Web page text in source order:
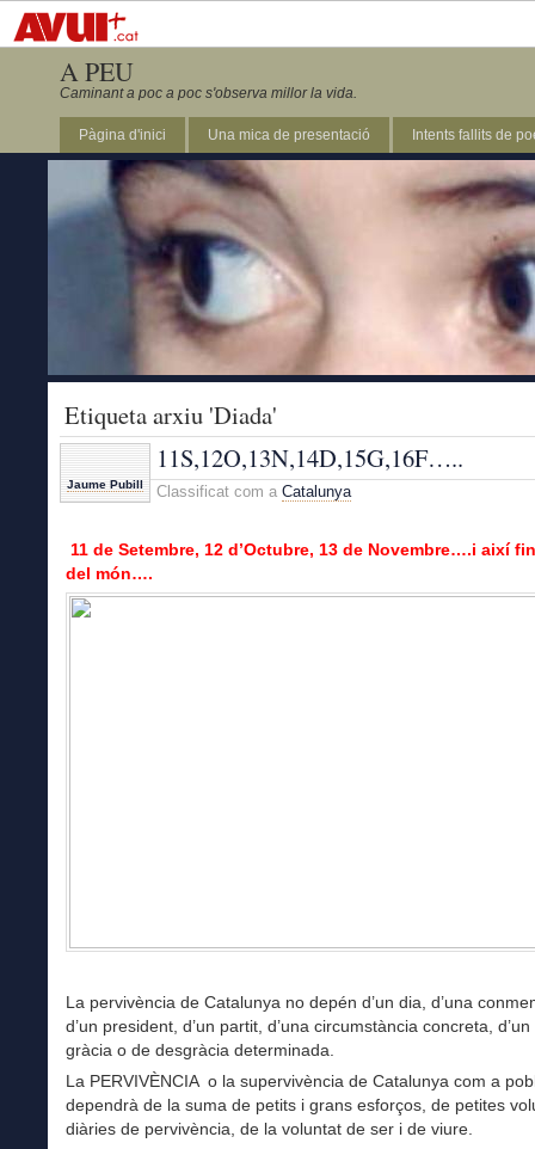
A PEU
Caminant a poc a poc s'observa millor la vida.
Pàgina d'inici Una mica de presentació Intents fallits de
Etiqueta arxiu 'Diada'
Jaume Pubill
11S,12O,13N,14D,15G,16F…..
Classificat com a Catalunya
11 de Setembre, 12 d’Octubre, 13 de Novembre….i així
del món….
La pervivència de Catalunya no depén d’un dia, d’una
d’un president, d’un partit, d’una circumstància concreta,
gràcia o de desgràcia determinada.
La PERVIVÈNCIA o la supervivència de Catalunya com a
dependrà de la suma de petits i grans esforços, de petites
diàries de pervivència, de la voluntat de ser i de viure.